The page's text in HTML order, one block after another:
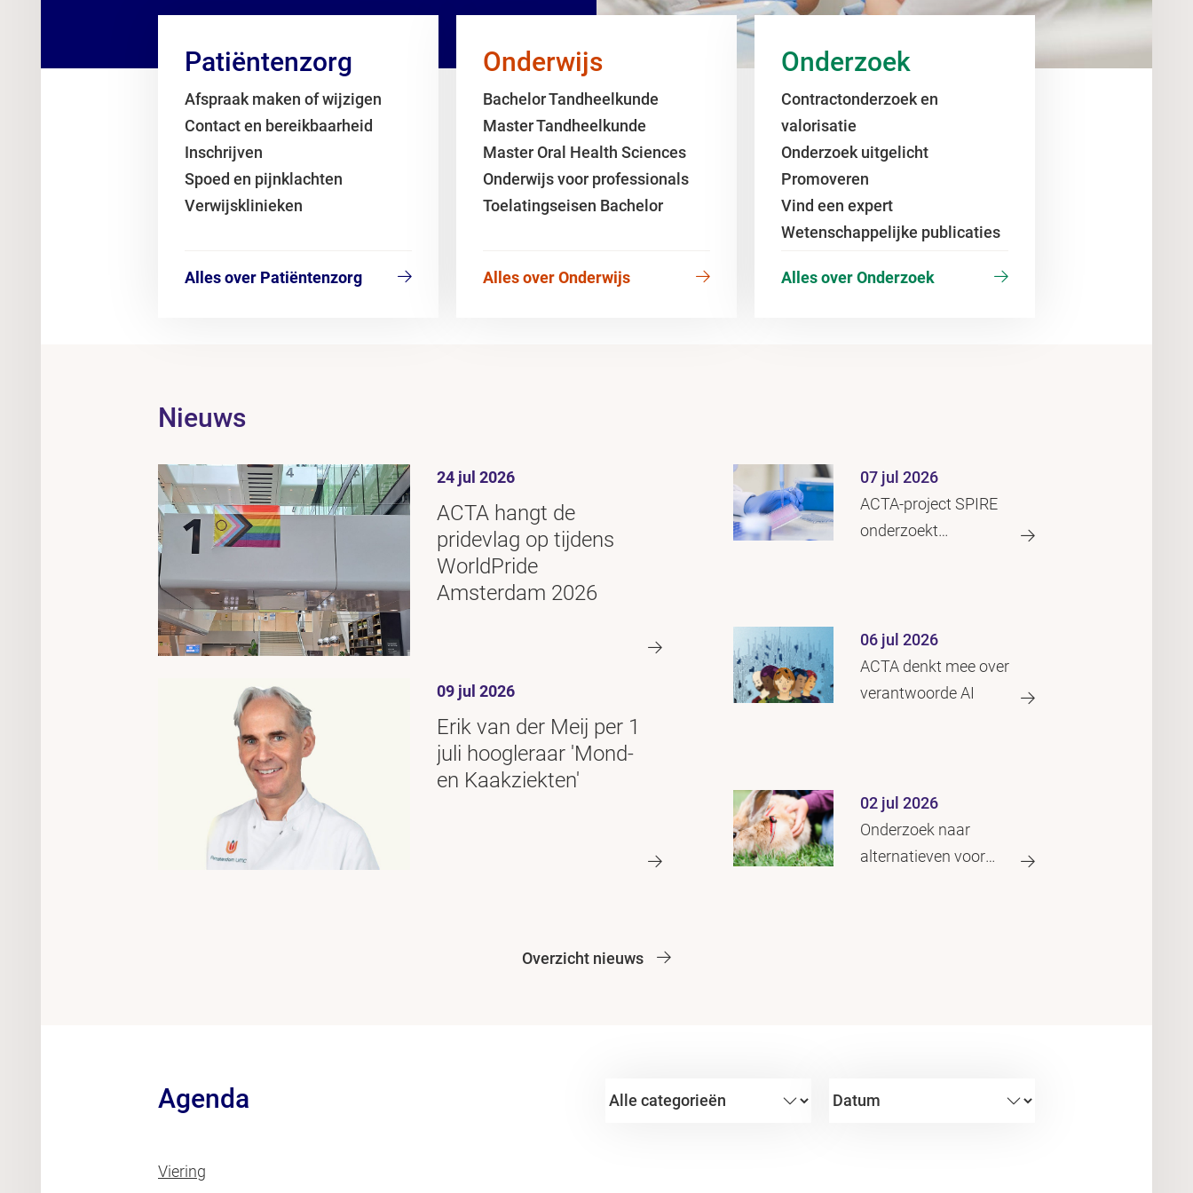
Patiëntenzorg
Afspraak maken of wijzigen
Contact en bereikbaarheid
Inschrijven
Spoed en pijnklachten
Verwijsklinieken
Alles over Patiëntenzorg
Onderwijs
Bachelor Tandheelkunde
Master Tandheelkunde
Master Oral Health Sciences
Onderwijs voor professionals
Toelatingseisen Bachelor
Alles over Onderwijs
Onderzoek
Contractonderzoek en
valorisatie
Onderzoek uitgelicht
Promoveren
Vind een expert
Wetenschappelijke publicaties
Alles over Onderzoek
Nieuws
24 jul 2026
ACTA hangt de
pridevlag op tijdens
WorldPride
Amsterdam 2026
09 jul 2026
Erik van der Meij per 1
juli hoogleraar 'Mond-
en Kaakziekten'
07 jul 2026
ACTA-project SPIRE
onderzoekt
06 jul 2026
ACTA denkt mee over
verantwoorde AI
02 jul 2026
Onderzoek naar
alternatieven voor
Overzicht nieuws
Agenda
Viering